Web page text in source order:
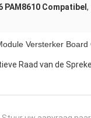
PAM8610 Compatibel ,
Versterker
Raad van de